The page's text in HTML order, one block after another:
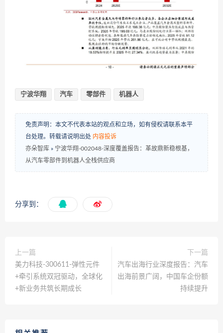
宁波华翔 汽车 零部件 机器人
免责声明：本文不代表本站的观点和立场，如有侵权请联系本平
台处理。转载请说明出处 内容投诉
亦朵智库 » 宁波华翔-002048-深度覆盖报告：革故鼎新稳根基，
从汽车零部件到机器人全栈供应商
分享到：
上一篇
美力科技-300611-弹性元件
+牵引系统双冠驱动，全球化
+新业务共筑长期成长
下一篇
汽车出海行业深度报告：汽车
出海前景广阔，中国车企份额
持续提升